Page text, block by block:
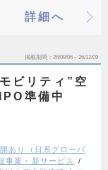
詳細へ
掲載期間 26/08/06～26/12/09
ビリティ”空
準備中
あり（日系グローバ
事業・新サービス